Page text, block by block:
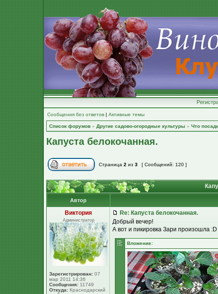
Сообщения без ответов | Активные темы
Список форумов » Другие садово-огородные культуры » Что
Капуста белокочанная.
Страница 2 из 3 [ Сообщений: 120 ]
Автор
Виктория
Администратор
Зарегистрирован: 07
мар 2011 14:36
Сообщения: 11749
Откуда: Краснодарский
Re: Капуста белокочанная.
Добрый вечер!
А вот и пикировка Зари произошла :D
Вложение: